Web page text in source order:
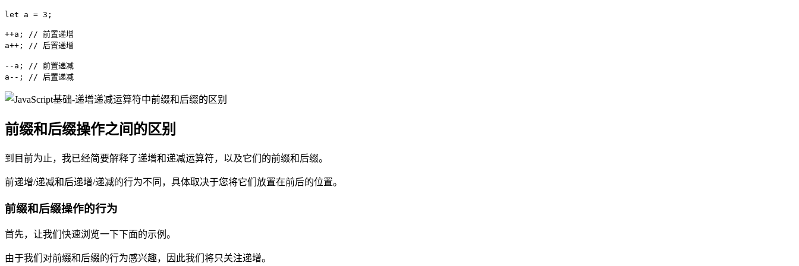
let a = 3;
++a; // 前置递增
a++; // 后置递增
--a; // 前置递减
a--; // 后置递减
前缀和后缀操作之间的区别
到目前为止，我已经简要解释了递增和递减运算符，以及它们的前缀和后缀。
前递增/递减和后递增/递减的行为不同，具体取决于您将它们放置在前后的位置。
前缀和后缀操作的行为
首先，让我们快速浏览一下下面的示例。
由于我们对前缀和后缀的行为感兴趣，因此我们将只关注递增。